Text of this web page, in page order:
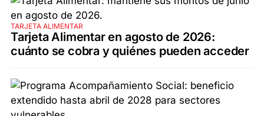
TARJETA ALIMENTAR
Tarjeta Alimentar en agosto de 2026:
cuánto se cobra y quiénes pueden acceder